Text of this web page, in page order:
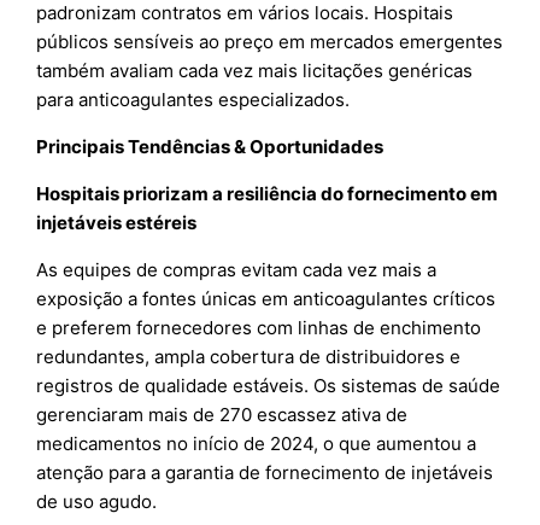
padronizam contratos em vários locais. Hospitais
públicos sensíveis ao preço em mercados emergentes
também avaliam cada vez mais licitações genéricas
para anticoagulantes especializados.
Principais Tendências & Oportunidades
Hospitais priorizam a resiliência do fornecimento em
injetáveis estéreis
As equipes de compras evitam cada vez mais a
exposição a fontes únicas em anticoagulantes críticos
e preferem fornecedores com linhas de enchimento
redundantes, ampla cobertura de distribuidores e
registros de qualidade estáveis. Os sistemas de saúde
gerenciaram mais de 270 escassez ativa de
medicamentos no início de 2024, o que aumentou a
atenção para a garantia de fornecimento de injetáveis
de uso agudo.